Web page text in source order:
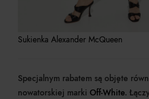
Sukienka Alexander McQueen
Specjalnym rabatem są objęte
nowatorskiej marki Off-White.